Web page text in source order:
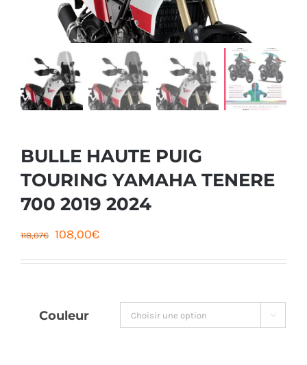
BULLE HAUTE PUIG
TOURING YAMAHA TENERE
700 2019 2024
118,07€ Le
118,07€.
108,00€Le
est :
108,00€.
Couleur